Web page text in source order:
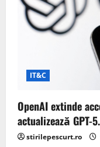
IT&C
OpenAI extinde
actualizează GPT-
stirilepescurt.ro